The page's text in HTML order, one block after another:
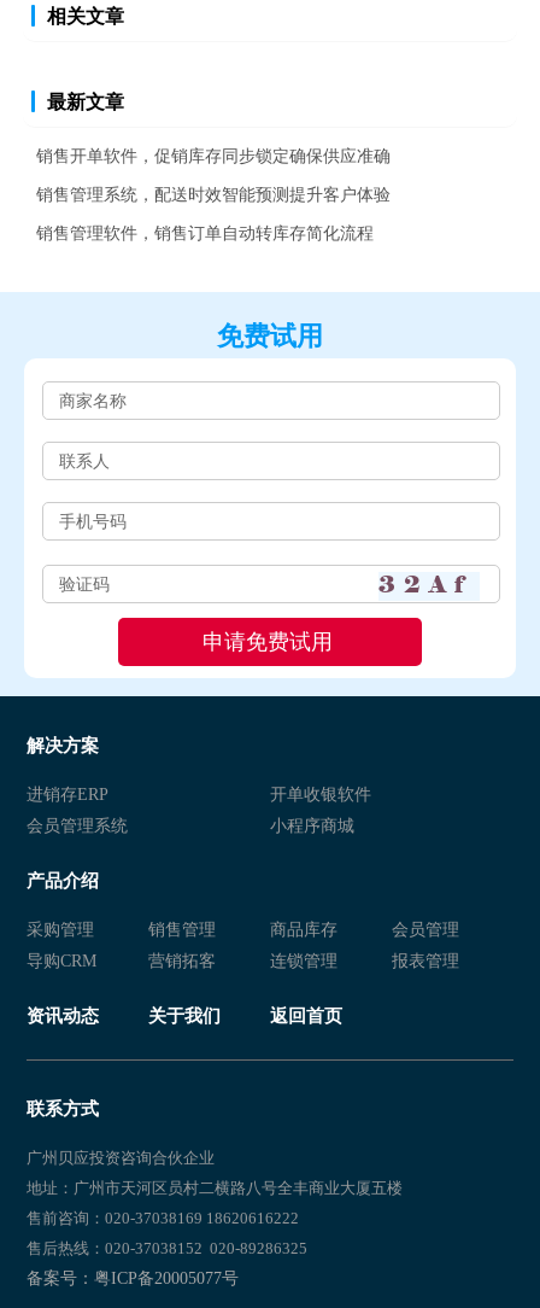
相关文章
最新文章
销售开单软件，促销库存同步锁定确保供应准确
销售管理系统，配送时效智能预测提升客户体验
销售管理软件，销售订单自动转库存简化流程
免费试用
解决方案
进销存ERP
开单收银软件
会员管理系统
小程序商城
产品介绍
采购管理 销售管理 商品库存
会员管理
导购CRM
营销拓客 连锁管理 报表管理
资讯动态 关于我们 返回首页
联系方式
广州贝应投资咨询合伙企业
地址：广州市天河区员村二横路八号全丰商业大厦五楼
售前咨询：020-37038169 18620616222
售后热线：020-37038152 020-89286325
备案号：粤ICP备20005077号